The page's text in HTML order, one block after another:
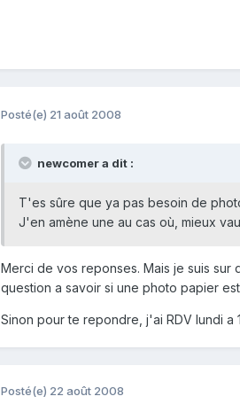
Posté(e) 21 août 2008
newcomer a dit :
T'es sûre que ya pas besoin de
J'en amène une au cas où, mieux
Merci de vos reponses. Mais je suis
question a savoir si une photo papier
Sinon pour te repondre, j'ai RDV lundi a
Posté(e) 22 août 2008